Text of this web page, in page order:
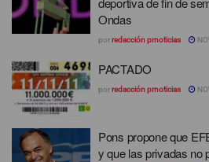
Ondas
porredacción prnoticias
PACTADO
porredacción prnoticias
Pons propone que
y que las privadas no